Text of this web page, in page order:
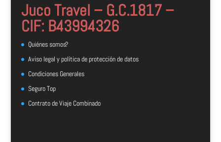
Juco Travel – G.C.1817 –
CIF: B43994326
Quiénes somos?
Aviso legal y política de protección de datos
Condiciones Generales
Seguro Top
Contrato de Viaje Combinado